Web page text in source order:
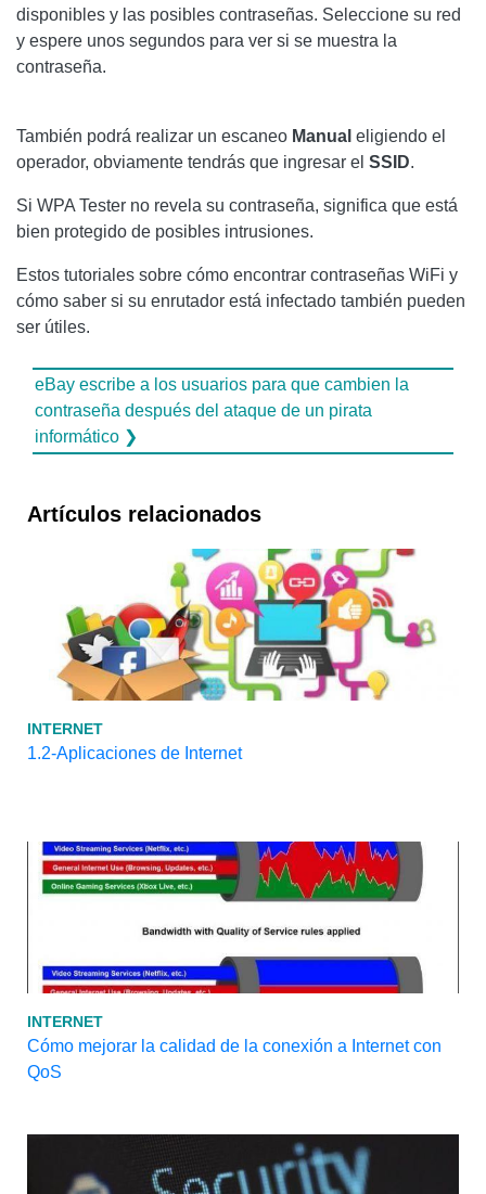
disponibles y las posibles contraseñas. Seleccione su red
y espere unos segundos para ver si se muestra la
contraseña.
También podrá realizar un escaneo Manual eligiendo el
operador, obviamente tendrás que ingresar el SSID.
Si WPA Tester no revela su contraseña, significa que está
bien protegido de posibles intrusiones.
Estos tutoriales sobre cómo encontrar contraseñas WiFi y
cómo saber si su enrutador está infectado también pueden
ser útiles.
eBay escribe a los usuarios para que cambien la
contraseña después del ataque de un pirata
informático ❯
Artículos relacionados
INTERNET
1.2-Aplicaciones de Internet
INTERNET
Cómo mejorar la calidad de la conexión a Internet con
QoS